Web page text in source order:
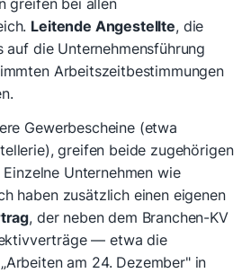
Leitende Angestellte, die
auf die Unternehmensführung
Arbeitszeitbestimmungen
Gewerbescheine (etwa
greifen beide zugehörigen
Unternehmen wie
haben zusätzlich einen eigenen
, der neben dem Branchen-KV
— etwa die
am 24. Dezember" in